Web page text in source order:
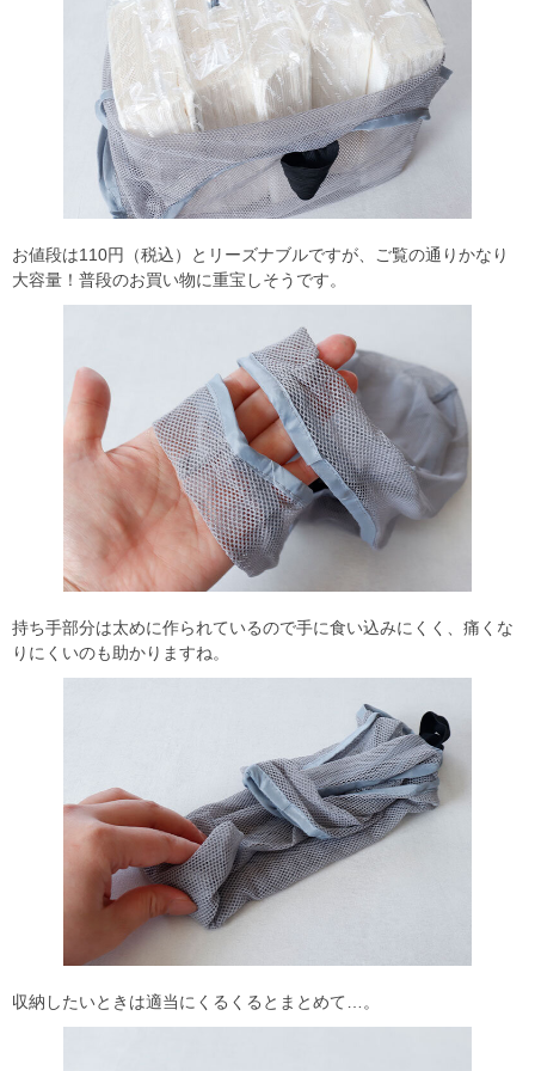
お値段は110円（税込）とリーズナブルですが、ご覧の通りかなり
大容量！普段のお買い物に重宝しそうです。
持ち手部分は太めに作られているので手に食い込みにくく、痛くな
りにくいのも助かりますね。
収納したいときは適当にくるくるとまとめて…。